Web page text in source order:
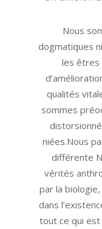
Nous
dogmatiques
les êtres
qualités
sommes
niées.Nous
différente
vérités
par la
dans
tout ce qui est